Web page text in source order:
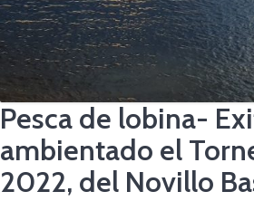
Pesca de lobina-
ambientado el
2022, del Novillo